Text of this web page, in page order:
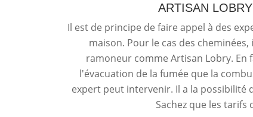
ARTISAN
Il est de principe de faire appel à des
maison. Pour le cas des
ramoneur comme Artisan Lobry.
l'évacuation de la fumée que la
expert peut intervenir. Il a la possibilité
Sachez que les